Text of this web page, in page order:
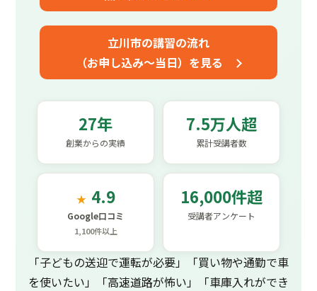
立川市の講習の流れ
（お申し込み～当日）を見る
27年
創業からの実績
7.5万人超
累計受講者数
★ 4.9
Google口コミ
1,100件以上
16,000件超
受講者アンケート
「子どもの送迎で運転が必要」「買い物や通勤で車
を使いたい」「高速道路が怖い」「車庫入れができ